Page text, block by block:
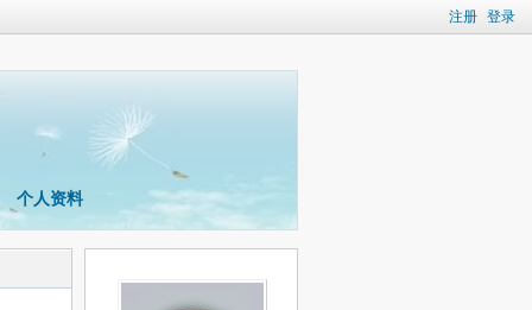
注册 登录
个人资料